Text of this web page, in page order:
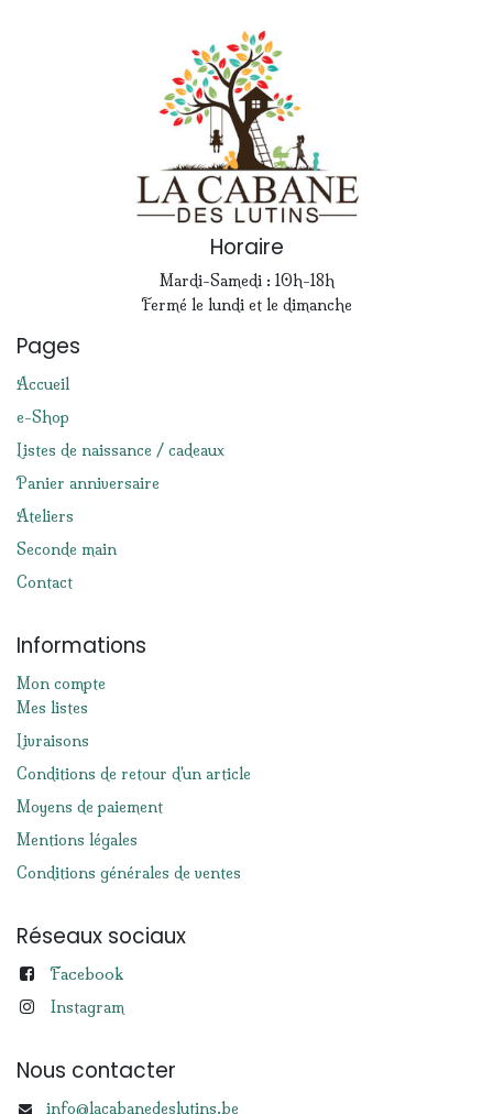
Horaire
Mardi-Samedi : 10h-18h
Fermé le lundi et le dimanche
Pages
Accueil
e-Shop
Listes de naissance / cadeaux
Panier anniversaire
Ateliers
Seconde main
Contact
Informations
Mon compte
Mes listes
Livraisons
Conditions de retour d'un article
Moyens de paiement
Mentions légales
Conditions générales de ventes
Réseaux sociaux
Facebook
Instagram
Nous contacter
info@lacabanedeslutins.be